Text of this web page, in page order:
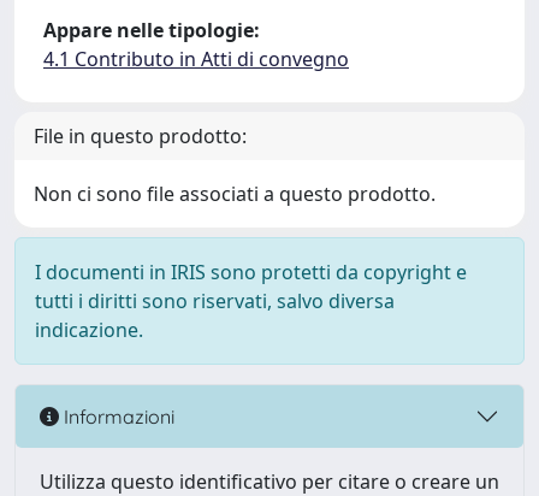
Appare nelle tipologie:
4.1 Contributo in Atti di convegno
File in questo prodotto:
Non ci sono file associati a questo prodotto.
I documenti in IRIS sono protetti da copyright e
tutti i diritti sono riservati, salvo diversa
indicazione.
Informazioni
Utilizza questo identificativo per citare o creare un